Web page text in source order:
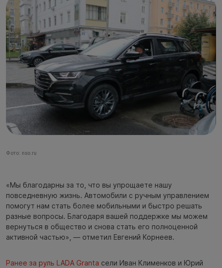
Фото: nso.ru
«Мы благодарны за то, что вы упрощаете нашу
повседневную жизнь. Автомобили с ручным управлением
помогут нам стать более мобильными и быстро решать
разные вопросы. Благодаря вашей поддержке мы можем
вернуться в общество и снова стать его полноценной
активной частью», — отметил Евгений Корнеев.
Ранее за руль LADA Granta сели Иван Клименков и Юрий